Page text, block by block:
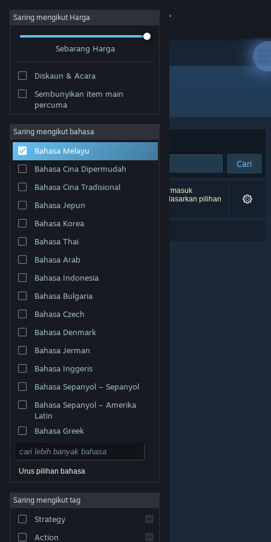
Sign in
Tentang
Sokongan
Ubah bahasa
Dapatkan Steam Mobile App
Lihat laman web desktop
© Valve Corporation. Hak cipta terpelihara. Semua
tanda dagangan ialah hak milik pemilik masing-masing
Perundangan|Accessibility
Steam| Bayaran balik
Saring mengikut Harga
Sebarang Harga
Diskaun & Acara
Sembunyikan item main
percuma
Saring mengikut bahasa
Bahasa Melayu
Bahasa Cina Dipermudah
Bahasa Cina Tradisional
Bahasa Jepun
Bahasa Korea
Bahasa Thai
Bahasa Arab
Bahasa Indonesia
Bahasa Bulgaria
Bahasa Czech
Bahasa Denmark
Bahasa Jerman
Bahasa Inggeris
Bahasa Sepanyol – Sepanyol
Bahasa Sepanyol – Amerika
Latin
Bahasa Greek
Urus pilihan bahasa
Saring mengikut tag
Strategy
Action
"dredge the iron rig"
Susun mengikut Perkaitan
Cari
0 hasil sepadan dengan carian anda. 3 tajuk (termasuk
DREDGE - The Iron Rig
) telah dikecualikan berdasarkan pilihan
anda.